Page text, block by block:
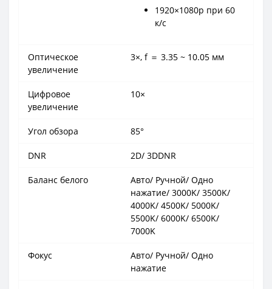
1920×1080p при 60
к/с
Оптическое
увеличение
3×, f ＝ 3.35 ~ 10.05 мм
Цифровое
увеличение
10×
Угол обзора 85°
DNR 2D/ 3DDNR
Баланс белого
Авто/ Ручной/ Одно
нажатие/ 3000K/ 3500K/
4000K/ 4500K/ 5000K/
5500K/ 6000K/ 6500K/
7000K
Фокус
Авто/ Ручной/ Одно
нажатие